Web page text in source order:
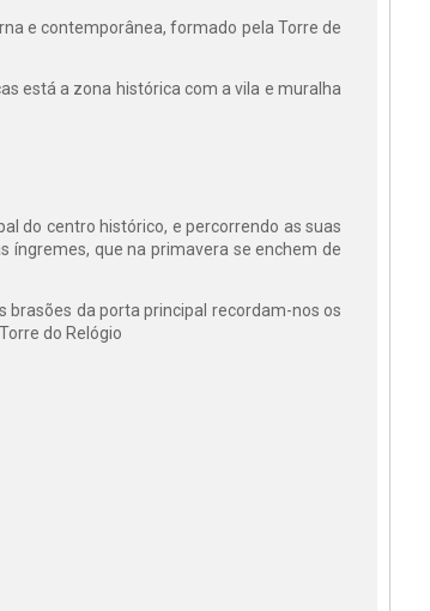
e contemporânea, formado pela Torre de
está a zona histórica com a vila e muralha
do centro histórico, e percorrendo as suas
íngremes, que na primavera se enchem de
brasões da porta principal recordam-nos os
do Relógio